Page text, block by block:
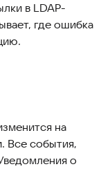
в LDAP-
где ошибка
на
Все события,
о